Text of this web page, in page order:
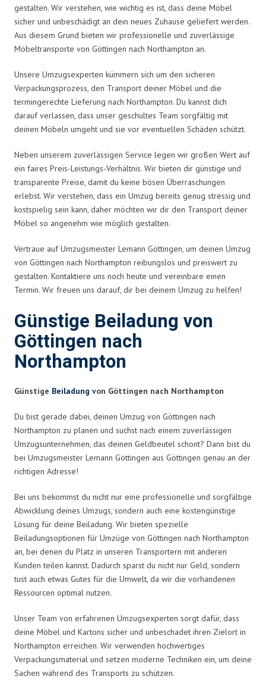
gestalten. Wir verstehen, wie wichtig es ist, dass deine Möbel
sicher und unbeschädigt an dein neues Zuhause geliefert werden.
Aus diesem Grund bieten wir professionelle und zuverlässige
Möbeltransporte von Göttingen nach Northampton an.
Unsere Umzugsexperten kümmern sich um den sicheren
Verpackungsprozess, den Transport deiner Möbel und die
termingerechte Lieferung nach Northampton. Du kannst dich
darauf verlassen, dass unser geschultes Team sorgfältig mit
deinen Möbeln umgeht und sie vor eventuellen Schäden schützt.
Neben unserem zuverlässigen Service legen wir großen Wert auf
ein faires Preis-Leistungs-Verhältnis. Wir bieten dir günstige und
transparente Preise, damit du keine bösen Überraschungen
erlebst. Wir verstehen, dass ein Umzug bereits genug stressig und
kostspielig sein kann, daher möchten wir dir den Transport deiner
Möbel so angenehm wie möglich gestalten.
Vertraue auf Umzugsmeister Lemann Göttingen, um deinen Umzug
von Göttingen nach Northampton reibungslos und preiswert zu
gestalten. Kontaktiere uns noch heute und vereinbare einen
Termin. Wir freuen uns darauf, dir bei deinem Umzug zu helfen!
Günstige Beiladung von
Göttingen nach
Northampton
Günstige Beiladung von Göttingen nach Northampton
Du bist gerade dabei, deinen Umzug von Göttingen nach
Northampton zu planen und suchst nach einem zuverlässigen
Umzugsunternehmen, das deinen Geldbeutel schont? Dann bist du
bei Umzugsmeister Lemann Göttingen aus Göttingen genau an der
richtigen Adresse!
Bei uns bekommst du nicht nur eine professionelle und sorgfältige
Abwicklung deines Umzugs, sondern auch eine kostengünstige
Lösung für deine Beiladung. Wir bieten spezielle
Beiladungsoptionen für Umzüge von Göttingen nach Northampton
an, bei denen du Platz in unseren Transportern mit anderen
Kunden teilen kannst. Dadurch sparst du nicht nur Geld, sondern
tust auch etwas Gutes für die Umwelt, da wir die vorhandenen
Ressourcen optimal nutzen.
Unser Team von erfahrenen Umzugsexperten sorgt dafür, dass
deine Möbel und Kartons sicher und unbeschadet ihren Zielort in
Northampton erreichen. Wir verwenden hochwertiges
Verpackungsmaterial und setzen moderne Techniken ein, um deine
Sachen während des Transports zu schützen.